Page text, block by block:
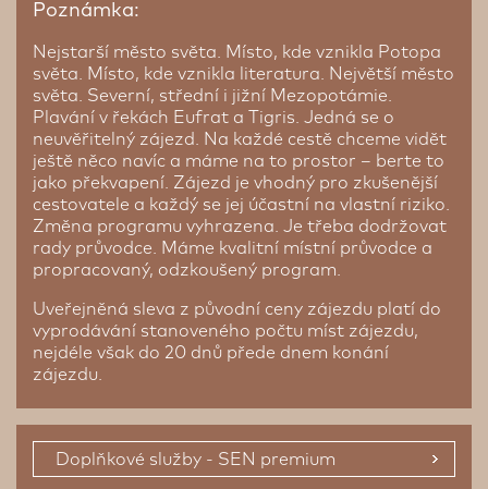
Poznámka:
Nejstarší město světa. Místo, kde vznikla Potopa
světa. Místo, kde vznikla literatura. Největší město
světa. Severní, střední i jižní Mezopotámie.
Plavání v řekách Eufrat a Tigris. Jedná se o
neuvěřitelný zájezd. Na každé cestě chceme vidět
ještě něco navíc a máme na to prostor – berte to
jako překvapení. Zájezd je vhodný pro zkušenější
cestovatele a každý se jej účastní na vlastní riziko.
Změna programu vyhrazena. Je třeba dodržovat
rady průvodce. Máme kvalitní místní průvodce a
propracovaný, odzkoušený program.
Uveřejněná sleva z původní ceny zájezdu platí do
vyprodávání stanoveného počtu míst zájezdu,
nejdéle však do 20 dnů přede dnem konání
zájezdu.
Doplňkové služby - SEN premium